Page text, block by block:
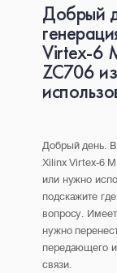
Добрый
Virtex-6
ZC706
Добрый день.
Xilinx Virtex-6
или нужно
подскажите
вопросу.
нужно
передающего
связи.